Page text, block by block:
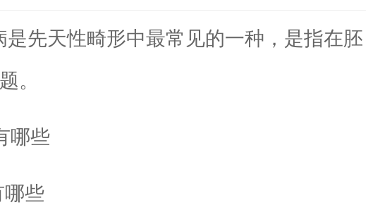
先天性畸形中最常见的一种，是指在胚
。
哪些